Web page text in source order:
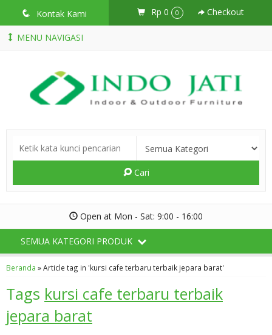
q Kontak Kami Rp 0 0 Checkout
MENU NAVIGASI
Cari
Open at Mon - Sat: 9:00 - 16:00
SEMUA KATEGORI PRODUK
Beranda »Article tag in 'kursi cafe terbaru terbaik jepara barat'
Tags kursi cafe terbaru terbaik
jepara barat